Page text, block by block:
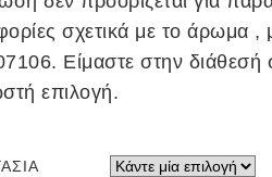
σχετικά με το άρωμα ,
Είμαστε στην
επιλογή.